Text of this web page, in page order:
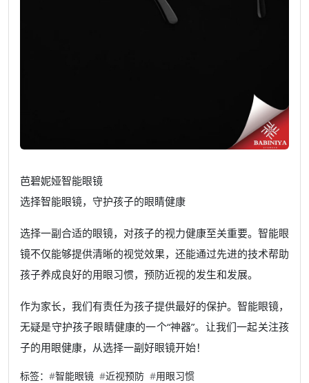
芭碧妮娅智能眼镜
选择智能眼镜，守护孩子的眼睛健康
选择一副合适的眼镜，对孩子的视力健康至关重要。智能眼
镜不仅能够提供清晰的视觉效果，还能通过先进的技术帮助
孩子养成良好的用眼习惯，预防近视的发生和发展。
作为家长，我们有责任为孩子提供最好的保护。智能眼镜，
无疑是守护孩子眼睛健康的一个“神器”。让我们一起关注孩
子的用眼健康，从选择一副好眼镜开始！
标签： #智能眼镜 #近视预防 #用眼习惯